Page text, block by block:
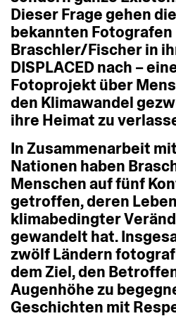
DieserFragegehendie
bekannten Fotografen
Braschler/Fischerin
DISPLACEDnach –
Fotoprojekt über
den Klimawandel
ihre Heimatzu
InZusammenarbeit mit
Nationen haben
Menschenauffünf
getroffen,deren Leben
klimabedingter
gewandelt hat.
zwölfLändern
demZiel,den
Augenhöhezu
Geschichten mit